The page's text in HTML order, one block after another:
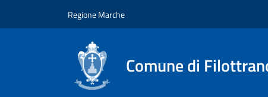
Regione Marche
Comune di